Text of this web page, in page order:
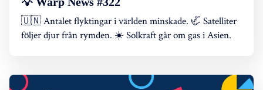
🇺🇳 Antalet flyktingar i världen minskade. 🦏 Satelliter
följer djur från rymden. ☀️ Solkraft går om gas i Asien.